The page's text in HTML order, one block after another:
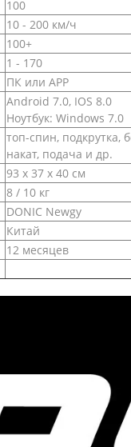
100
10 - 200 км/ч
100+
1 - 170
ПК или APP
Android 7.0, IOS 8.0
Ноутбук: Windows 7.0
топ-спин, подкрутка,
накат, подача и др.
93 х 37 х 40 см
8 / 10 кг
DONIC Newgy
Китай
12 месяцев